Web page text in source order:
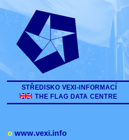
STŘEDISKO VEXI-INFORMACÍ
THE FLAG DATA CENTRE
o www.vexi.info